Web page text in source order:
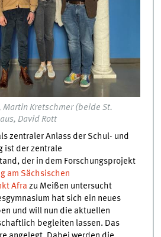
Martin Kretschmer (beide St.
David Rott
zentraler Anlass der Schul- und
ist der zentrale
der in dem Forschungsprojekt
am Sächsischen
Afra zu Meißen untersucht
hat sich ein neues
und will nun die aktuellen
begleiten lassen. Das